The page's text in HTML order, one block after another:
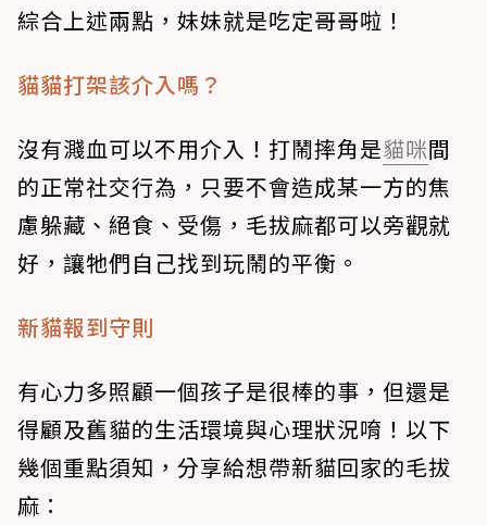
綜合上述兩點，妹妹就是吃定哥哥啦！⠀
貓貓打架該介入嗎？
沒有濺血可以不用介入！打鬧摔角是貓咪間
的正常社交行為，只要不會造成某一方的焦
慮躲藏、絕食、受傷，毛拔麻都可以旁觀就
好，讓牠們自己找到玩鬧的平衡。
新貓報到守則
有心力多照顧一個孩子是很棒的事，但還是
得顧及舊貓的生活環境與心理狀況唷！以下
幾個重點須知，分享給想帶新貓回家的毛拔
麻：